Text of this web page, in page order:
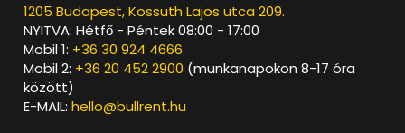
1205 Budapest, Kossuth Lajos utca 209.
NYITVA: Hétfő - Péntek 08:00 - 17:00
Mobil 1: +36 30 924 4666
Mobil 2: +36 20 452 2900 (munkanapokon 8-17 óra
között)
E-MAIL:hello@bullrent.hu